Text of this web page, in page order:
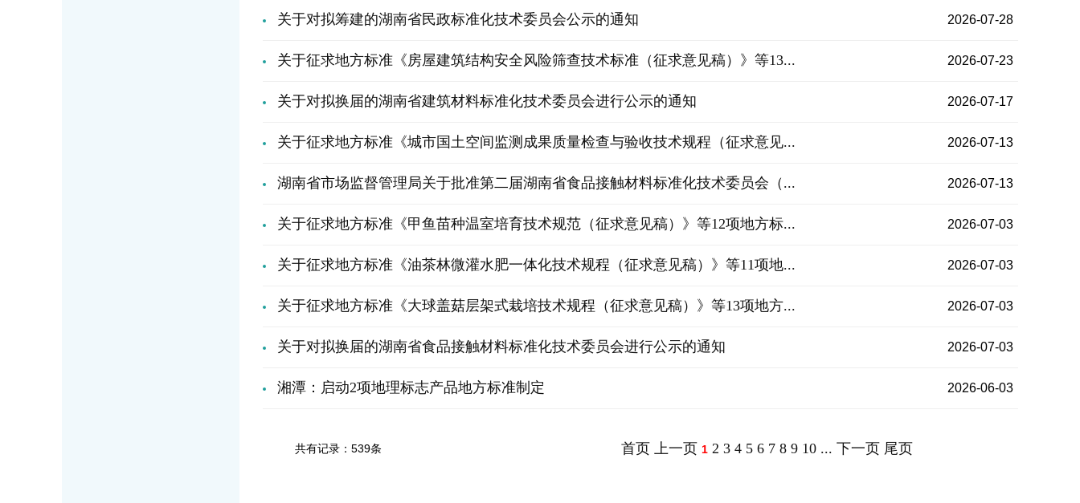
关于对拟筹建的湖南省民政标准化技术委员会公示的通知 2026-07-28
关于征求地方标准《房屋建筑结构安全风险筛查技术标准（征求意见稿）》等13... 2026-07-23
关于对拟换届的湖南省建筑材料标准化技术委员会进行公示的通知 2026-07-17
关于征求地方标准《城市国土空间监测成果质量检查与验收技术规程（征求意见... 2026-07-13
湖南省市场监督管理局关于批准第二届湖南省食品接触材料标准化技术委员会（... 2026-07-13
关于征求地方标准《甲鱼苗种温室培育技术规范（征求意见稿）》等12项地方标... 2026-07-03
关于征求地方标准《油茶林微灌水肥一体化技术规程（征求意见稿）》等11项地... 2026-07-03
关于征求地方标准《大球盖菇层架式栽培技术规程（征求意见稿）》等13项地方... 2026-07-03
关于对拟换届的湖南省食品接触材料标准化技术委员会进行公示的通知 2026-07-03
湘潭：启动2项地理标志产品地方标准制定 2026-06-03
共有记录：539条 首页 上一页 1 2 3 4 5 6 7 8 9 10 ... 下一页 尾页